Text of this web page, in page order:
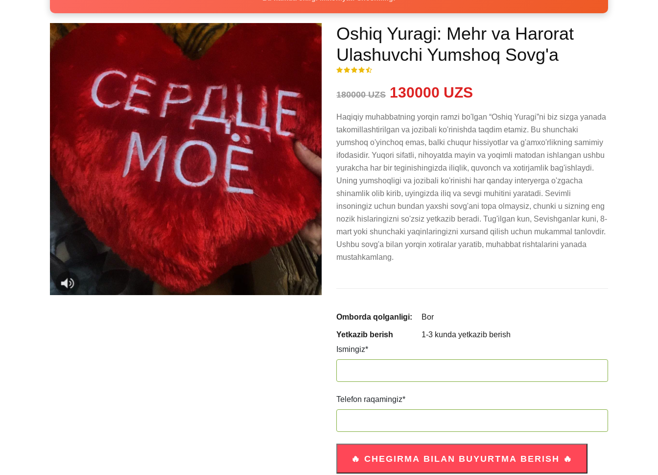
Oshiq Yuragi: Mehr va Harorat
Ulashuvchi Yumshoq Sovg'a
180000 UZS 130000 UZS
Haqiqiy muhabbatning yorqin ramzi bo'lgan “Oshiq Yuragi”ni biz sizga yanada
takomillashtirilgan va jozibali ko'rinishda taqdim etamiz. Bu shunchaki
yumshoq o'yinchoq emas, balki chuqur hissiyotlar va g'amxo'rlikning samimiy
ifodasidir. Yuqori sifatli, nihoyatda mayin va yoqimli matodan ishlangan ushbu
yurakcha har bir teginishingizda iliqlik, quvonch va xotirjamlik bag'ishlaydi.
Uning yumshoqligi va jozibali ko'rinishi har qanday interyerga o'zgacha
shinamlik olib kirib, uyingizda iliq va sevgi muhitini yaratadi. Sevimli
insoningiz uchun bundan yaxshi sovg'ani topa olmaysiz, chunki u sizning eng
nozik hislaringizni so'zsiz yetkazib beradi. Tug'ilgan kun, Sevishganlar kuni, 8-
mart yoki shunchaki yaqinlaringizni xursand qilish uchun mukammal tanlovdir.
Ushbu sovg'a bilan yorqin xotiralar yaratib, muhabbat rishtalarini yanada
mustahkamlang.
Omborda qolganligi: Bor
Yetkazib berish
1-3 kunda yetkazib berish
Ismingiz*
Telefon raqamingiz*